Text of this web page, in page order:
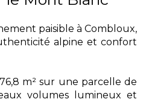
paisible à Combloux,
alpine et confort
m² sur une parcelle de
volumes lumineux et